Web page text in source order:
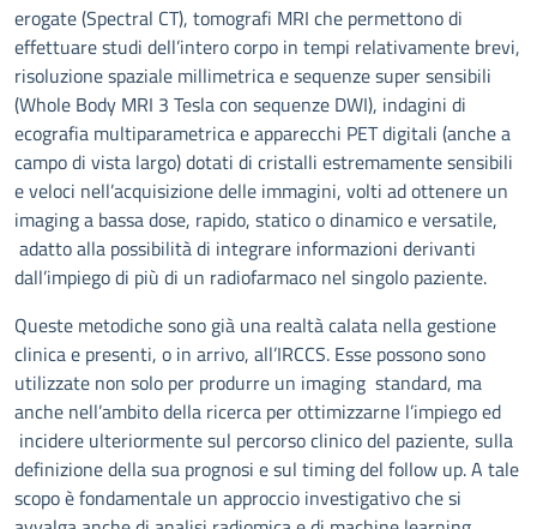
erogate (Spectral CT), tomografi MRI che permettono di
effettuare studi dell’intero corpo in tempi relativamente brevi,
risoluzione spaziale millimetrica e sequenze super sensibili
(Whole Body MRI 3 Tesla con sequenze DWI), indagini di
ecografia multiparametrica e apparecchi PET digitali (anche a
campo di vista largo) dotati di cristalli estremamente sensibili
e veloci nell’acquisizione delle immagini, volti ad ottenere un
imaging a bassa dose, rapido, statico o dinamico e versatile,
adatto alla possibilità di integrare informazioni derivanti
dall’impiego di più di un radiofarmaco nel singolo paziente.
Queste metodiche sono già una realtà calata nella gestione
clinica e presenti, o in arrivo, all’IRCCS. Esse possono sono
utilizzate non solo per produrre un imaging standard, ma
anche nell’ambito della ricerca per ottimizzarne l’impiego ed
incidere ulteriormente sul percorso clinico del paziente, sulla
definizione della sua prognosi e sul timing del follow up. A tale
scopo è fondamentale un approccio investigativo che si